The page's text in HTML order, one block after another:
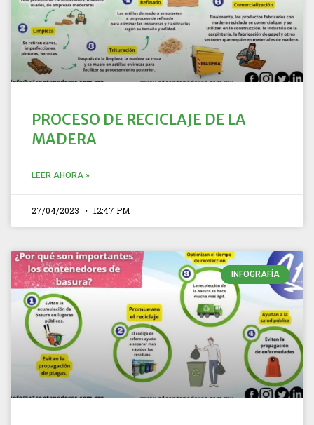
PROCESO DE RECICLAJE DE LA
MADERA
LEER AHORA »
27/04/2023 12:47 PM
INFOGRAFÍA